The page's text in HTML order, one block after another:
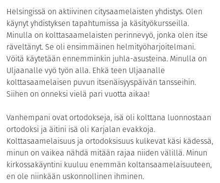
Helsingissä on aktiivinen citysaamelaisten yhdistys. Olen
käynyt yhdistyksen tapahtumissa ja käsityökursseilla.
Minulla on kolttasaamelaisten perinnevyö, jonka olen itse
räveltänyt. Se oli ensimmäinen helmityöharjoitelmani.
Vöitä käytetään ennemminkin juhla-asusteina. Minulla on
Uljaanalle vyö työn alla. Ehkä teen Uljaanalle
kolttasaamelaisen puvun itsenäisyyspäivän tansseihin.
Siihen on onneksi vielä pari vuotta aikaa!
Vanhempani ovat ortodokseja, isä oli kolttana luonnostaan
ortodoksi ja äitini isä oli Karjalan evakkoja.
Kolttasaamelaisuus ja ortodoksisuus kulkevat käsi kädessä,
minun on vaikea nähdä mitään rajaa niiden välillä. Minun
kirkossakäyntini kuuluu enemmän koltansaamelaisuuteen,
en ole niinkään uskonnollinen ihminen.